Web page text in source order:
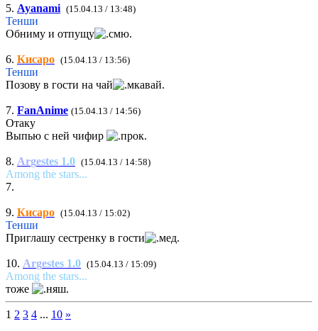
5. Ayanami (15.04.13 / 13:48)
Тенши
Обниму и отпущу
6. Кисаро (15.04.13 / 13:56)
Тенши
Позову в гости на чай
7. FanAnime (15.04.13 / 14:56)
Отаку
Выпью с ней чифир
8. Argestes 1.0 (15.04.13 / 14:58)
Among the stars...
7.
9. Кисаро (15.04.13 / 15:02)
Тенши
Приглашу сестренку в гости
10. Argestes 1.0 (15.04.13 / 15:09)
Among the stars...
тоже
1 2 3 4 ... 10 »